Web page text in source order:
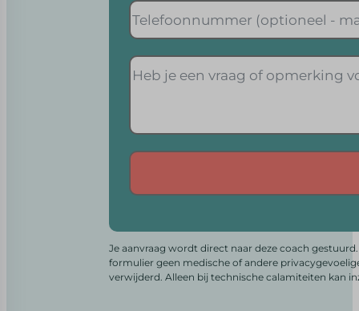
Je aanvraag wordt direct naar deze coach
formulier geen medische of andere
verwijderd. Alleen bij technische calamiteiten kan